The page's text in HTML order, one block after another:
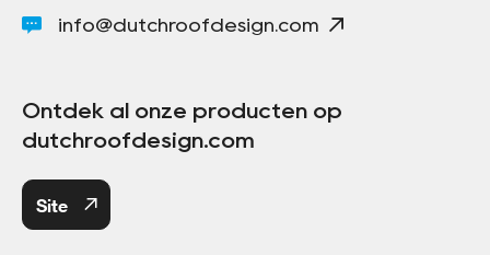
info@dutchroofdesign.com
Ontdek al onze producten op
dutchroofdesign.com
Site